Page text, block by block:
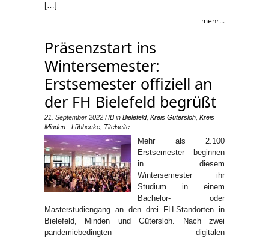
[…]
mehr...
Präsenzstart ins
Wintersemester:
Erstsemester offiziell an
der FH Bielefeld begrüßt
21. September 2022 HB in Bielefeld, Kreis Gütersloh Kreis
Minden - Lübbecke Titelseite
Mehr als 2.100
Erstsemester beginnen
in diesem
Wintersemester ihr
Studium in einem
Bachelor- oder
Masterstudiengang an den drei FH-Standorten in
Bielefeld, Minden und Gütersloh. Nach zwei
pandemiebedingten digitalen